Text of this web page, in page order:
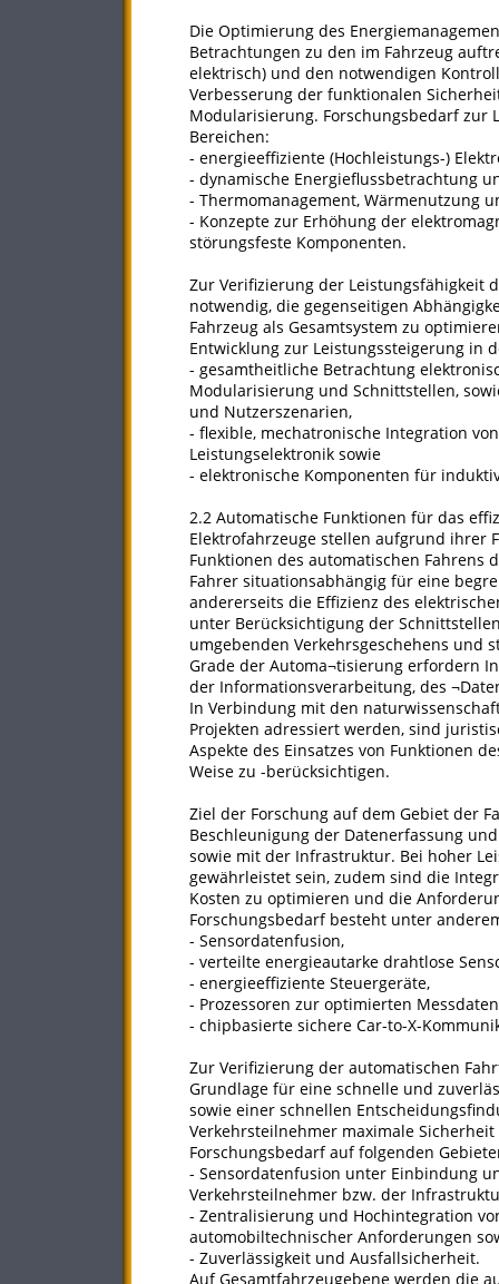
Die Optimierung des
Betrachtungen zu den im Fahrzeug
elektrisch) und den notwendigen
Verbesserung der funktionalen
Modularisierung. Forschungsbedarf
Bereichen:
- energieeffiziente (Hochleistungs-)
- dynamische Energieflussbetrachtung
- Thermomanagement, Wärmenutzung
- Konzepte zur Erhöhung der
störungsfeste Komponenten.
Zur Verifizierung der Leistungsfähigkeit
notwendig, die gegenseitigen
Fahrzeug als Gesamtsystem zu
Entwicklung zur Leistungssteigerung in
- gesamtheitliche Betrachtung
Modularisierung und Schnittstellen,
und Nutzerszenarien,
- flexible, mechatronische Integration
Leistungselektronik sowie
- elektronische Komponenten für
2.2 Automatische Funktionen für das
Elektrofahrzeuge stellen aufgrund ihrer
Funktionen des automatischen Fahrens
Fahrer situationsabhängig für eine
andererseits die Effizienz des
unter Berücksichtigung der
umgebenden Verkehrsgeschehens und
Grade der Automa¬tisierung erfordern
der Informationsverarbeitung, des
In Verbindung mit den
Projekten adressiert werden, sind
Aspekte des Einsatzes von Funktionen
Weise zu -berücksichtigen.
Ziel der Forschung auf dem Gebiet der
Beschleunigung der Datenerfassung
sowie mit der Infrastruktur. Bei hoher
gewährleistet sein, zudem sind die
Kosten zu optimieren und die
Forschungsbedarf besteht unter
- Sensordatenfusion,
- verteilte energieautarke drahtlose
- energieeffiziente Steuergeräte,
- Prozessoren zur optimierten
- chipbasierte sichere Car-to-X-
Zur Verifizierung der automatischen
Grundlage für eine schnelle und
sowie einer schnellen
Verkehrsteilnehmer maximale
Forschungsbedarf auf folgenden
- Sensordatenfusion unter Einbindung
Verkehrsteilnehmer bzw. der
- Zentralisierung und Hochintegration
automobiltechnischer Anforderungen
- Zuverlässigkeit und Ausfallsicherheit.
Auf Gesamtfahrzeugebene werden die